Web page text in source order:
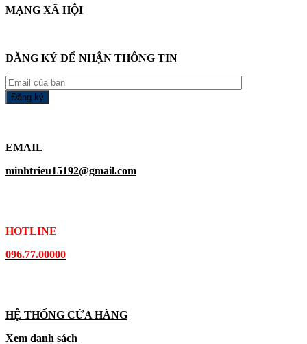
MẠNG XÃ HỘI
ĐĂNG KÝ ĐỂ NHẬN THÔNG TIN
EMAIL
minhtrieu15192@gmail.com
HOTLINE
096.77.00000
HỆ THỐNG CỬA HÀNG
Xem danh sách